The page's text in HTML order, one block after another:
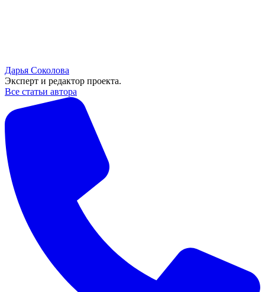
Дарья Соколова
Эксперт и редактор проекта.
Все статьи автора